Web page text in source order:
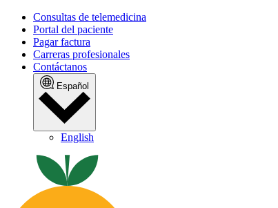
Consultas de telemedicina
Portal del paciente
Pagar factura
Carreras profesionales
Contáctanos
Español
English